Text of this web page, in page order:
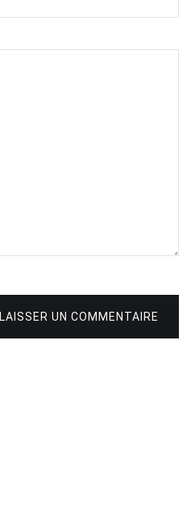
LAISSER UN COMMENTAIRE